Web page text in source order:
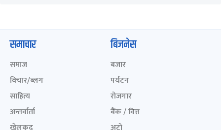
समाचार
समाज
विचार/ब्लग
साहित्य
अन्तर्वार्ता
बिजनेस
बजार
पर्यटन
रोजगार
बैंक / वित्त